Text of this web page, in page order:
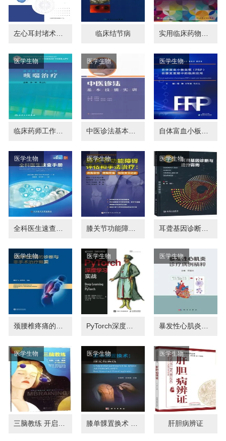
临床结节病
医学生物 医学生物 医学生物
医学生物 医学生物
膝关节功能障碍评估和手法治疗
医学生物
耳聋基因诊断与遗传咨询
医学生物 医学生物
PyTorch深度学习实战
医学生物
医学生物 医学生物 医学生物
肝胆病辨证